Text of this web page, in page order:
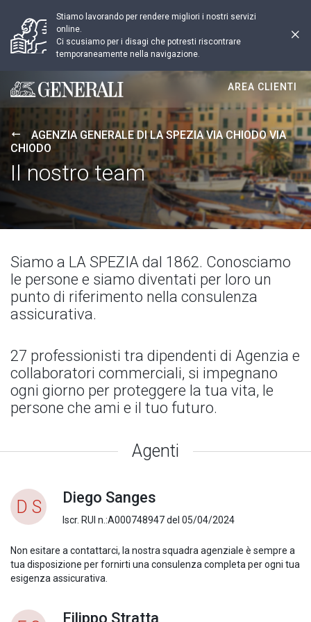
Stiamo lavorando per rendere migliori i nostri servizi
online.
Ci scusiamo per i disagi che potresti riscontrare
temporaneamente nella navigazione.
Generali logo
AREA CLIENTI
AGENZIA GENERALE DI LA SPEZIA VIA CHIODO VIA
CHIODO
Il nostro team
Siamo a LA SPEZIA dal 1862. Conosciamo
le persone e siamo diventati per loro un
punto di riferimento nella consulenza
assicurativa.
27 professionisti tra dipendenti di Agenzia e
collaboratori commerciali, si impegnano
ogni giorno per proteggere la tua vita, le
persone che ami e il tuo futuro.
Agenti
D S Diego Sanges
Iscr. RUI n.:A000748947 del 05/04/2024
Non esitare a contattarci, la nostra squadra agenziale è sempre a
tua disposizione per fornirti una consulenza completa per ogni tua
esigenza assicurativa.
Filippo Stratta